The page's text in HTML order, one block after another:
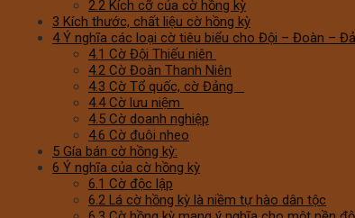
2.2 Kích cỡ của cờ hồng kỳ
3 Kích thước, chất liệu cờ hồng kỳ
4Ý nghĩa các loại cờ tiêu biểu cho Đội – Đoàn –
4.1 Cờ Đội Thiếu niên
4.2 Cờ Đoàn Thanh Niên
4.3 Cờ Tổ quốc, cờ Đảng
4.4Cờ lưu niệm
4.5 Cờ doanh nghiệp
4.6 Cờ đuôi nheo
5 Gía bán cờ hồng kỳ:
6 Ý nghĩa của cờ hồng kỳ
6.1 Cờ độc lập
6.2 Lá cờ hồng kỳ là niềm tự hào dân tộc